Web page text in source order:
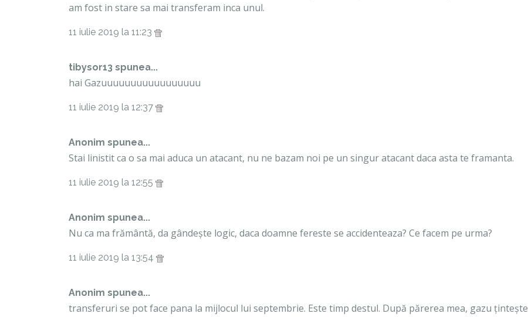
am fost in stare sa mai transferam inca unul.
11 iulie 2019 la 11:23
tibysor13 spunea...
hai Gazuuuuuuuuuuuuuuuuu
11 iulie 2019 la 12:37
Anonim spunea...
Stai linistit ca o sa mai aduca un atacant, nu ne bazam noi pe un singur atacant daca asta te framanta.
11 iulie 2019 la 12:55
Anonim spunea...
Nu ca ma frământă, da gândește logic, daca doamne fereste se accidenteaza? Ce facem pe urma?
11 iulie 2019 la 13:54
Anonim spunea...
transferuri se pot face pana la mijlocul lui septembrie. Este timp destul. După părerea mea, gazu țintește